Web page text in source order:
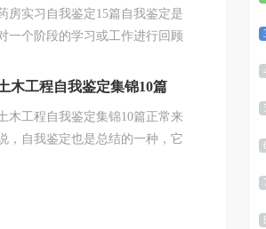
房实习自我鉴定15篇自我鉴定是
一个阶段的学习或工作进行回顾
时找出错误并改正，不妨让我们
木工程自我鉴定集锦10篇
木工程自我鉴定集锦10篇正常来
，自我鉴定也是总结的一种，它